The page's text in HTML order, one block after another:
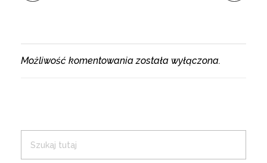
Możliwość komentowania została wyłączona.